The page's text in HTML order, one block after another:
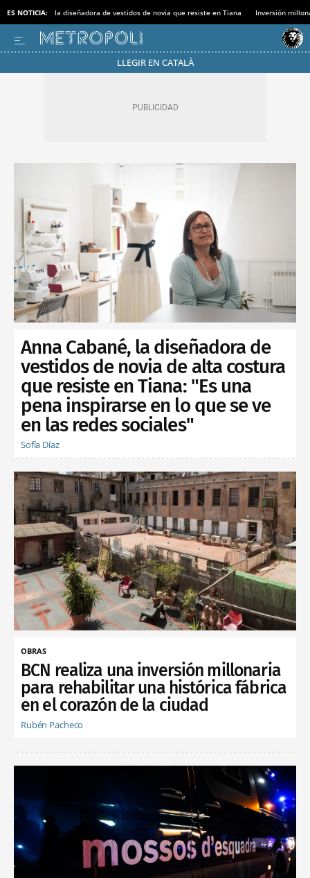
ES NOTICIA: la diseñadora de vestidos de novia que resiste en Tiana Inversión
LLEGIR EN CATALÀ
Anna Cabané, la diseñadora de
vestidos de novia de alta costura
que resiste en Tiana: "Es una
pena inspirarse en lo que se ve
en las redes sociales"
Sofía Díaz
OBRAS
BCN realiza una inversión millonaria
para rehabilitar una histórica fábrica
en el corazón de la ciudad
Rubén Pacheco